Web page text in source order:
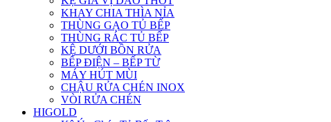
KHAY CHIA THÌA NỈA
THÙNG GẠO TỦ BẾP
THÙNG RÁC TỦ BẾP
KỆ DƯỚI BỒN RỬA
BẾP ĐIỆN – BẾP TỪ
MÁY HÚT MÙI
CHẬU RỬA CHÉN INOX
VÒI RỬA CHÉN
HIGOLD